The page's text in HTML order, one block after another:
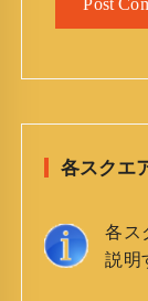
各スクエ
各ス
説明